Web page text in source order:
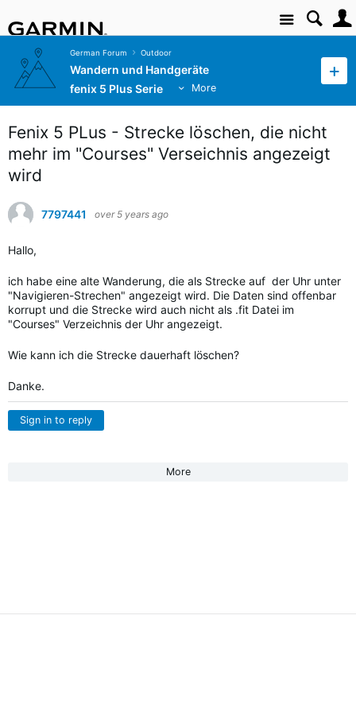
Site
German Forum Outdoor
Wandern und Handgeräte
fenix 5 Plus Serie
More
Fenix 5 PLus - Strecke löschen, die nicht
mehr im "Courses" Verseichnis angezeigt
wird
7797441 over 5 years ago
Hallo,
ich habe eine alte Wanderung, die als Strecke auf der Uhr unter
"Navigieren-Strechen" angezeigt wird. Die Daten sind offenbar
korrupt und die Strecke wird auch nicht als .fit Datei im
"Courses" Verzeichnis der Uhr angezeigt.
Wie kann ich die Strecke dauerhaft löschen?
Danke.
Sign in to reply
More